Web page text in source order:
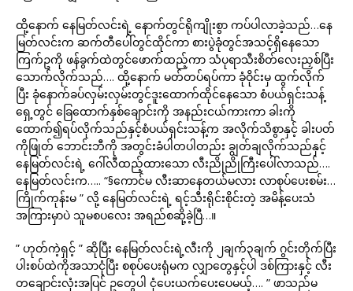
ထို့နောက် နေမြတ်လင်းရဲ့ နောက်တွင်ရိုကျိုးစွာ ကပ်ပါလာခဲ့သည်…နေ
မြတ်လင်းက ဆက်တီပေါ်တွင်ထိုင်ကာ စားပွဲခုံတွင်အသင့်ရှိနေသော
ကြက်ဥကို ဖန်ခွက်ထဲတွင်ဖောက်ထည့်ကာ သံပုရာသီးစိတ်လေးညှစ်ပြီး
သောက်လိုက်သည်…. ထို့နောက် မတ်တပ်ရပ်ကာ ခုံဝိုင်းမှ ထွက်လိုက်
ပြီး ခုံနောက်ခပ်လှမ်းလှမ်းတွင်ဒူးထောက်ထိုင်နေသော စံပယ်ရှင်းသန့်
ရှေ့တွင် ခြေထောက်နှစ်ချောင်းကို အနည်းငယ်ကားကာ ခါးကို
ထောက်၍ရပ်လိုက်သည်နှင့်စံပယ်ရှင်းသန့်က အလိုက်သိစွာနှင့် ခါးပတ်
ကိုဖြုတ် ဘောင်းဘီကို အတွင်းခံပါတပါတည်း ချွတ်ချလိုက်သည်နှင့်
နေမြတ်လင်းရဲ့ ဂေါ်လီထည့်ထားသော လီးညိုညိုကြီးပေါ်လာသည်….
နေမြတ်လင်းက….. “§ကောင်မ လီးဆာနေတယ်မလား လာစုပ်ပေးစမ်း…
ကြိုက်ကုန်းမ ” လို့ နေမြတ်လင်းရဲ့ ရင့်သီးရိုင်းစိုင်းတဲ့ အမိန့်ပေးသံ
အကြားမှာပဲ သူမစပလေး အရည်စဆို့ခဲ့ပြီ…။
” ဟုတ်ကဲ့ရှင့် ” ဆိုပြီး နေမြတ်လင်းရဲ့လီးကို ၂ချက်၃ချက် ဂွင်းတိုက်ပြီး
ပါးစပ်ထဲကိုအသာငုံပြီး စစုပ်ပေးရုံမက လျှာတွေနှင့်ပါ ဒစ်ကြားနှင့် လီး
တချောင်းလုံးအပြင် ဥတွေပါ ငုံပေးယက်ပေးပေမယ့်…. ” ဖာသည်မ